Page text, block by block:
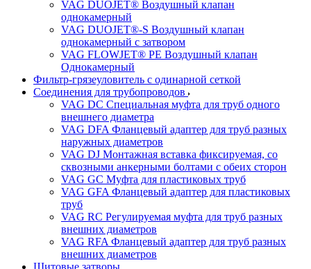
VAG DUOJET® Воздушный клапан
однокамерный
VAG DUOJET®-S Воздушный клапан
однокамерный с затвором
VAG FLOWJET® PE Воздушный клапан
Однокамерный
Фильтр-грязеуловитель с одинарной сеткой
Соединения для трубопроводов
VAG DC Специальная муфта для труб одного
внешнего диаметра
VAG DFA Фланцевый адаптер для труб разных
наружных диаметров
VAG DJ Монтажная вставка фиксируемая, со
сквозными анкерными болтами с обеих сторон
VAG GC Муфта для пластиковых труб
VAG GFA Фланцевый адаптер для пластиковых
труб
VAG RC Регулируемая муфта для труб разных
внешних диаметров
VAG RFA Фланцевый адаптер для труб разных
внешних диаметров
Щитовые затворы